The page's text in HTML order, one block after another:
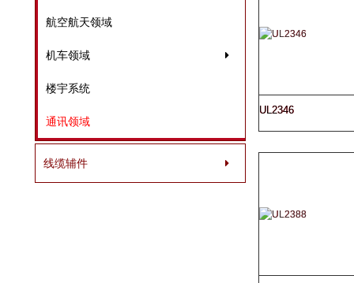
UL2346
航空航天领域
机车领域
楼宇系统
通讯领域
线缆辅件